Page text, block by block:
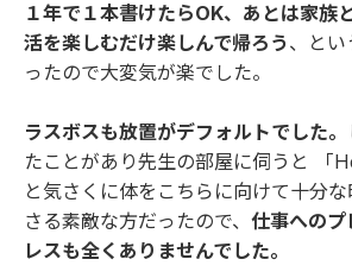
１年で１本書けたらOK、あとは家族
活を楽しむだけ楽しんで帰ろう 、とい
ったので大変気が楽でした。
ラスボスも放置がデフォルトでした。
たことがあり先生の部屋に伺うと 「
と気さくに体をこちらに向けて十分
さる素敵な方だったので、 仕事へのプ
レスも全くありませんでした。